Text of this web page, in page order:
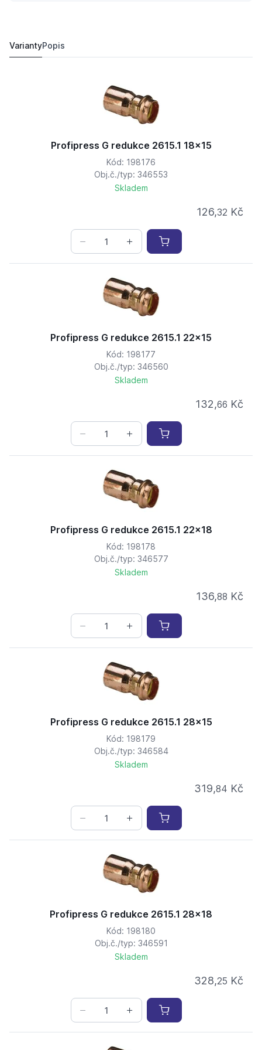
VariantyPopis
Profipress G redukce 2615.1 18x15
Kód: 198176
Obj.č./typ: 346553
Skladem
126,32 Kč
Profipress G redukce 2615.1 22x15
Kód: 198177
Obj.č./typ: 346560
Skladem
132,66 Kč
Profipress G redukce 2615.1 22x18
Kód: 198178
Obj.č./typ: 346577
Skladem
136,88 Kč
Profipress G redukce 2615.1 28x15
Kód: 198179
Obj.č./typ: 346584
Skladem
319,84 Kč
Profipress G redukce 2615.1 28x18
Kód: 198180
Obj.č./typ: 346591
Skladem
328,25 Kč